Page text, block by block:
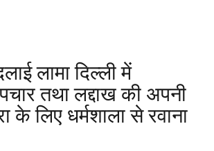
लामा दिल्ली में
तथा लद्दाख की अपनी
के लिए धर्मशाला से रवाना